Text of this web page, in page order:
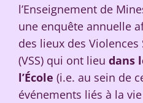
l’Enseignement de
une enquête annuelle
des lieux des Violences
(VSS) qui ont lieudans
l’École (i.e. au sein de
événements liés à la vie